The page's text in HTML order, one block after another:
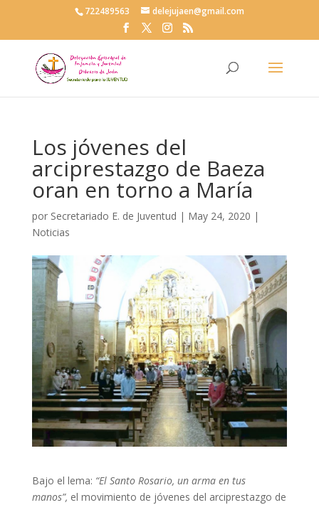
722489563 delejujaen@gmail.com
Los jóvenes del
arciprestazgo de Baeza
oran en torno a María
por Secretariado E. de Juventud | May 24, 2020 |
Noticias
Bajo el lema: “El Santo Rosario, un arma en tus
manos”, el movimiento de jóvenes del arciprestazgo de